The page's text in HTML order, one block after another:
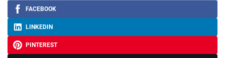
FACEBOOK
LINKEDIN
PINTEREST